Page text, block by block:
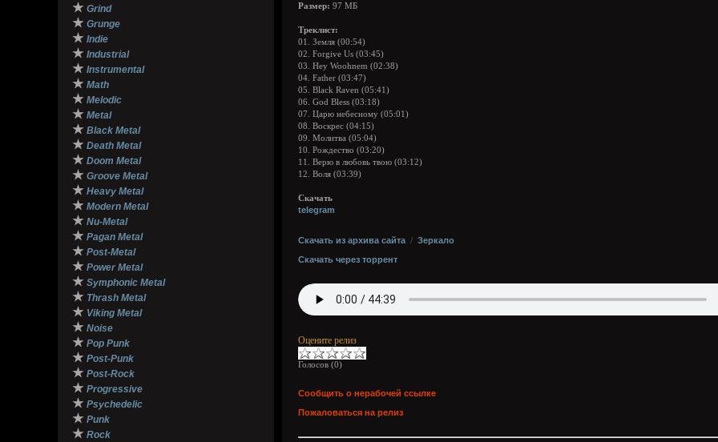
★ Grind
★ Grunge
★ Indie
★ Industrial
★ Instrumental
★ Math
★ Melodic
★ Metal
★ Black Metal
★ Death Metal
★ Doom Metal
★ Groove Metal
★ Heavy Metal
★ Modern Metal
★ Nu-Metal
★ Pagan Metal
★ Post-Metal
★ Power Metal
★ Symphonic Metal
★ Thrash Metal
★ Viking Metal
★ Noise
★ Pop Punk
★ Post-Punk
★ Post-Rock
★ Progressive
★ Psychedelic
★ Punk
★ Rock
Размер: 97 МБ
Треклист:
01. Земля (00:54)
02. Forgive Us (03:45)
03. Hey Woohnem (02:38)
04. Father (03:47)
05. Black Raven (05:41)
06. God Bless (03:18)
07. Царю небесному (05:01)
08. Воскрес (04:15)
09. Молитва (05:04)
10. Рождество (03:20)
11. Верю в любовь твою (03:12)
12. Воля (03:39)
Скачать
telegram
Скачать из архива сайта / Зеркало
Скачать через торрент
Оцените релиз
Голосов (0)
Сообщить о нерабочей ссылке
Пожаловаться на релиз